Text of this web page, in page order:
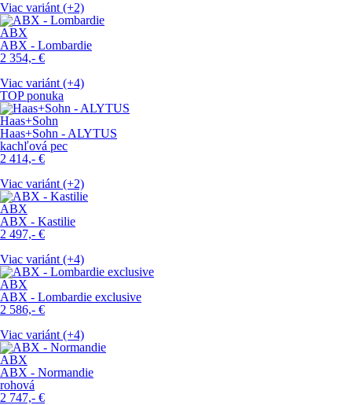
Viac variánt (+2)
ABX
ABX - Lombardie
2 354,- €
Viac variánt (+4)
TOP ponuka
Haas+Sohn
Haas+Sohn - ALYTUS
kachľová pec
2 414,- €
Viac variánt (+2)
ABX
ABX - Kastilie
2 497,- €
Viac variánt (+4)
ABX
ABX - Lombardie exclusive
2 586,- €
Viac variánt (+4)
ABX
ABX - Normandie
rohová
2 747,- €